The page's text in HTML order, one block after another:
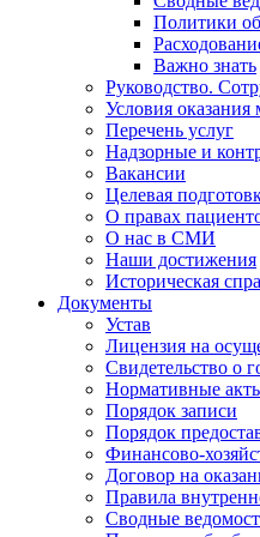
Политики
Важно знать
Руководство.
Условия
Перечень услуг
Надзорные и
Вакансии
Целевая
О правах
О нас в СМИ
Наши достижения
Историческая
Документы
Устав
Лицензия на
Свидетельство о
Нормативные
Порядок записи
Порядок
Финансово-
Договор на
Правила
Сводные